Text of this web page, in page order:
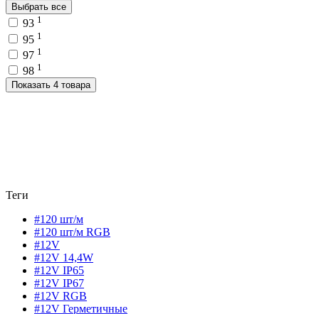
Выбрать все
93 1
95 1
97 1
98 1
Показать 4 товара
Теги
#120 шт/м
#120 шт/м RGB
#12V
#12V 14,4W
#12V IP65
#12V IP67
#12V RGB
#12V Герметичные